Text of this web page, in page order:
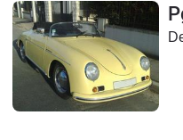
Flottes
Auto
Services